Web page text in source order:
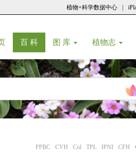
植物+科学数据中心
(current)
百 科(current)
图 库 植物志
PPBC CVH Col TPL IPNI CFH